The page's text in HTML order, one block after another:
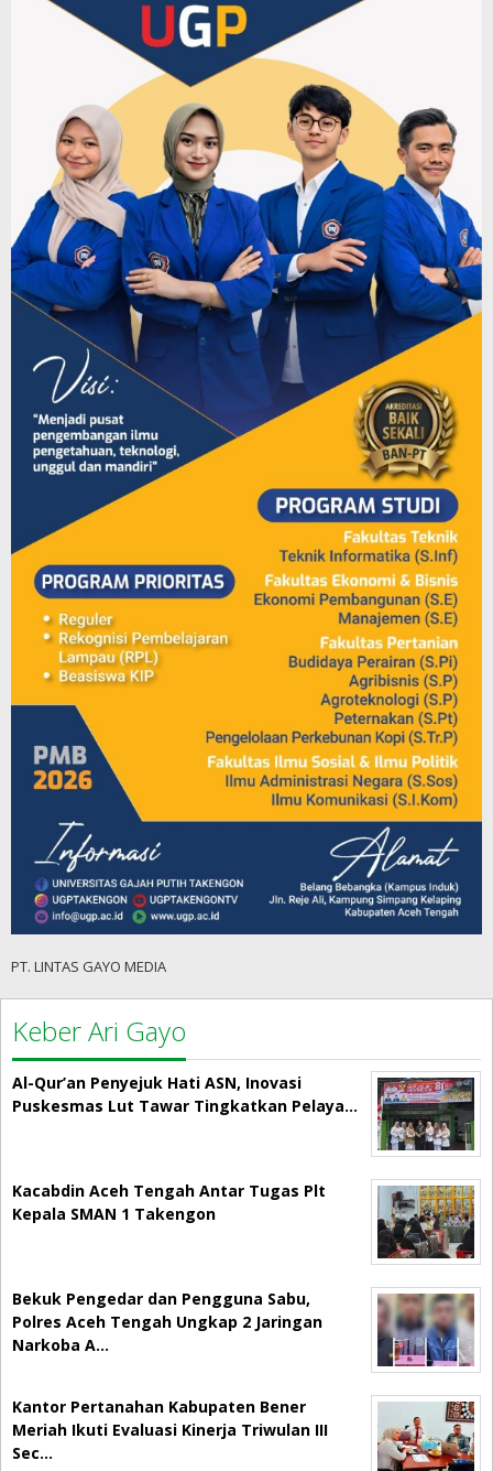
PT. LINTAS GAYO MEDIA
Keber Ari Gayo
Al-Qur’an Penyejuk Hati ASN, Inovasi
Puskesmas Lut Tawar Tingkatkan Pelaya…
Kacabdin Aceh Tengah Antar Tugas Plt
Kepala SMAN 1 Takengon
Bekuk Pengedar dan Pengguna Sabu,
Polres Aceh Tengah Ungkap 2 Jaringan
Narkoba A…
Kantor Pertanahan Kabupaten Bener
Meriah Ikuti Evaluasi Kinerja Triwulan III
Sec…